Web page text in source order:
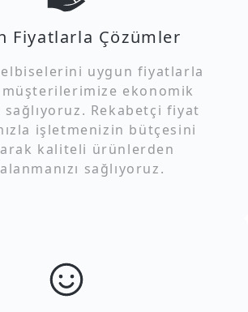
Fiyatlarla Çözümler
uygun fiyatlarla
ekonomik
Rekabetçi fiyat
işletmenizin bütçesini
kaliteli ürünlerden
sağlıyoruz.